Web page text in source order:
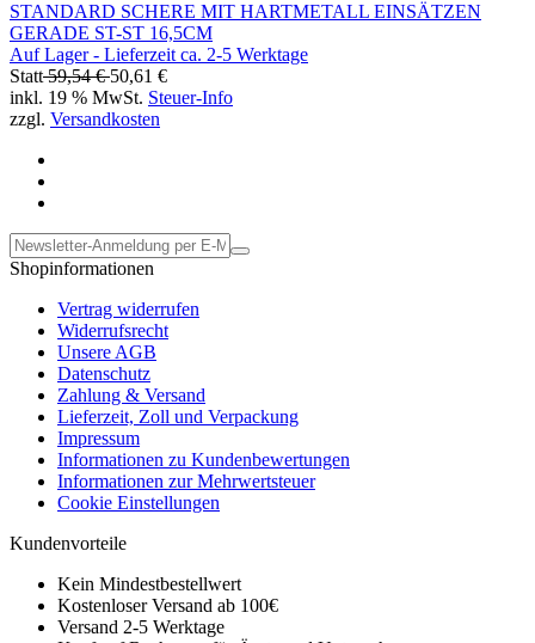
STANDARD SCHERE MIT HARTMETALL EINSÄTZEN
GERADE ST-ST 16,5CM
Auf Lager - Lieferzeit ca. 2-5 Werktage
Statt59,54 €50,61 €
inkl. 19 % MwSt. Steuer-Info
zzgl. Versandkosten
Shopinformationen
Vertrag widerrufen
Widerrufsrecht
Unsere AGB
Datenschutz
Zahlung & Versand
Lieferzeit, Zoll und Verpackung
Impressum
Informationen zu Kundenbewertungen
Informationen zur Mehrwertsteuer
Cookie Einstellungen
Kundenvorteile
Kein Mindestbestellwert
Kostenloser Versand ab 100€
Versand 2-5 Werktage